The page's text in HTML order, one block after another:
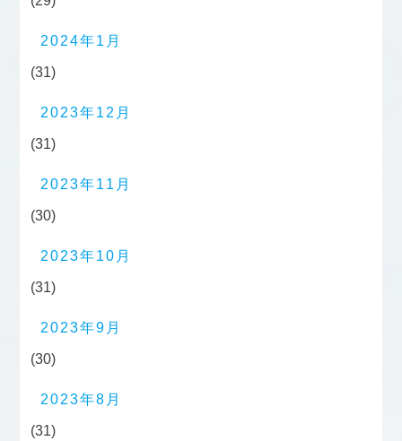
2024年1月
(31)
2023年12月
(31)
2023年11月
(30)
2023年10月
(31)
2023年9月
(30)
2023年8月
(31)